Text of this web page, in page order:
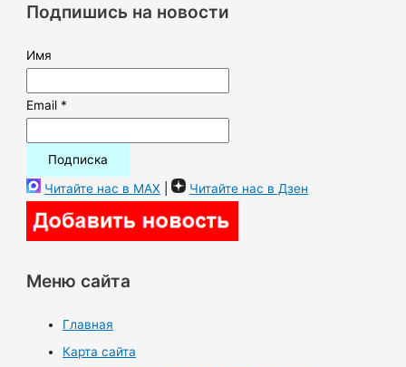
кПодпишись на новости
Имя
Email *
Читайте нас в MAX | Читайте нас в Дзен
Меню сайта
Главная
Карта сайта